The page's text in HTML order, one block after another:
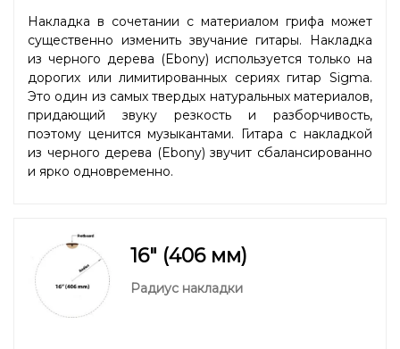
Накладка в сочетании с материалом грифа может
существенно изменить звучание гитары. Накладка
из черного дерева (Ebony) используется только на
дорогих или лимитированных сериях гитар Sigma.
Это один из самых твердых натуральных материалов,
придающий звуку резкость и разборчивость,
поэтому ценится музыкантами. Гитара с накладкой
из черного дерева (Ebony) звучит сбалансированно
и ярко одновременно.
16" (406 мм)
Радиус накладки